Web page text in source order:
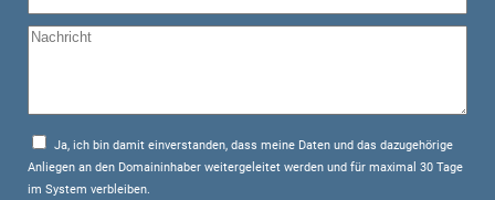
Ja, ich bin damit einverstanden, dass meine Daten und das dazugehörige
Anliegen an den Domaininhaber weitergeleitet werden und für maximal 30 Tage
im System verbleiben.